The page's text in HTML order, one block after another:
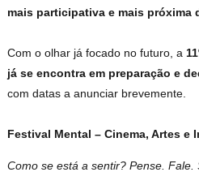
mais participativa e mais próxima
Com o olhar já focado no futuro, a
já se encontra em preparação e
com datas a anunciar brevemente.
Festival Mental – Cinema, Artes e
Como se está a sentir? Pense. Fale.